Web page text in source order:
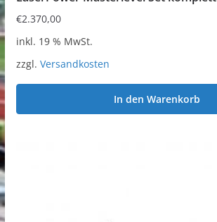
€2.370,00
inkl. 19 % MwSt.
zzgl. Versandkosten
In den Warenkorb